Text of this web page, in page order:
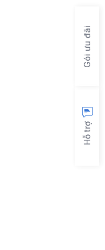
Hỗ trợ
Gói ưu đãi